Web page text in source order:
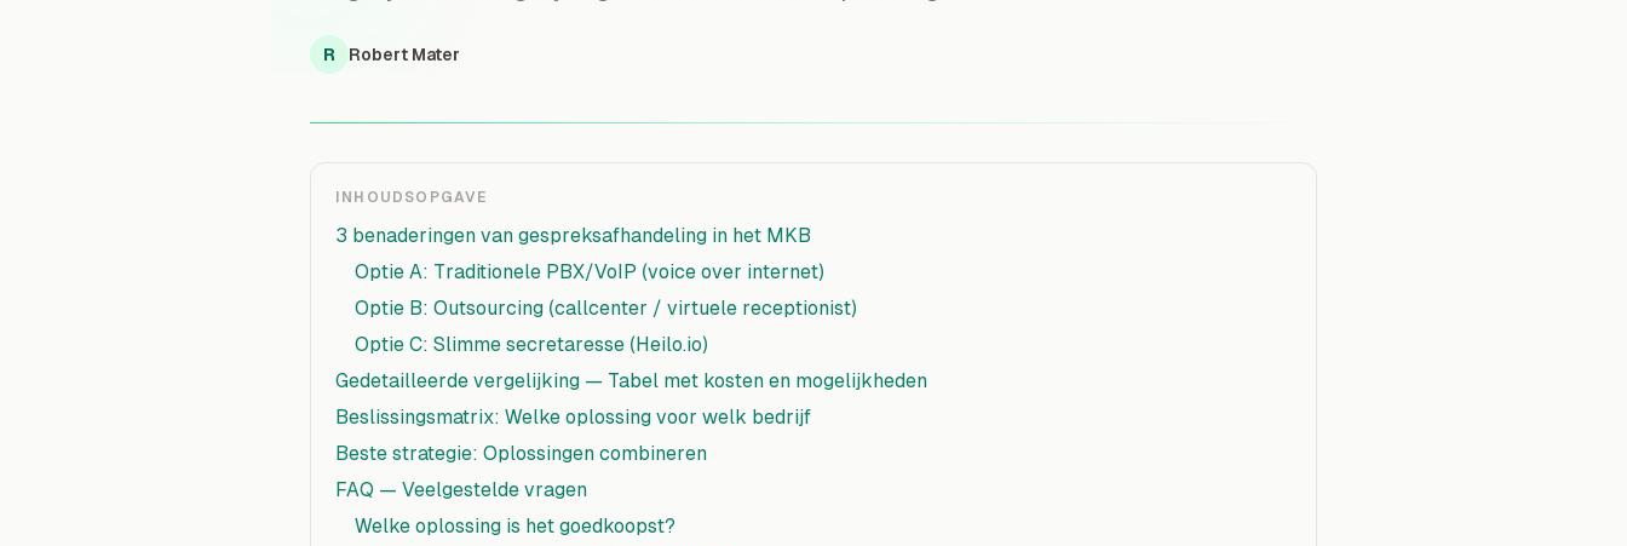
R Robert Mater
INHOUDSOPGAVE
3 benaderingen van gespreksafhandeling in het MKB
Optie A: Traditionele PBX/VoIP (voice over internet)
Optie B: Outsourcing (callcenter / virtuele receptionist)
Optie C: Slimme secretaresse (Heilo.io)
Gedetailleerde vergelijking — Tabel met kosten en mogelijkheden
Beslissingsmatrix: Welke oplossing voor welk bedrijf
Beste strategie: Oplossingen combineren
FAQ — Veelgestelde vragen
Welke oplossing is het goedkoopst?